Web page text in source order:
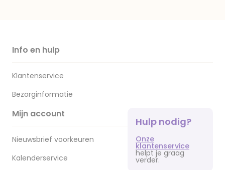
Info en hulp
Klantenservice
Bezorginformatie
Mijn account
Nieuwsbrief voorkeuren
Kalenderservice
Hulp nodig?
Onze
klantenservice
helpt je graag
verder.